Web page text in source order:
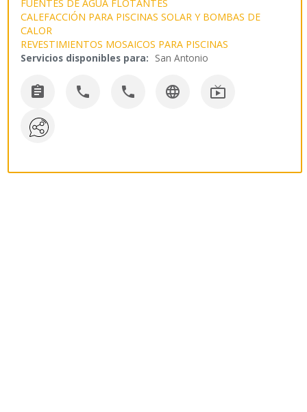
FUENTES DE AGUA FLOTANTES
CALEFACCIÓN PARA PISCINAS SOLAR Y BOMBAS DE
CALOR
REVESTIMIENTOS MOSAICOS PARA PISCINAS
Servicios disponibles para: San Antonio
    